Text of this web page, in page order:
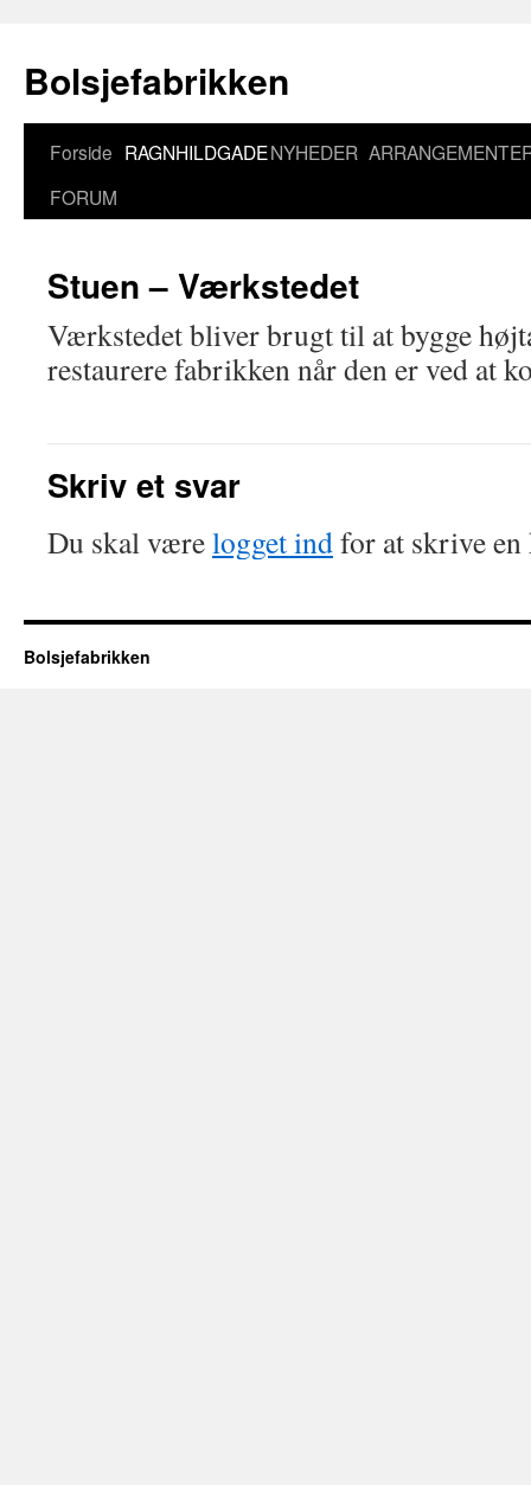
Bolsjefabrikken
Hop
Forside RAGNHILDGADENYHEDER
FORUM
Stuen – Værkstedet
Værkstedet bliver brugt til at bygge
restaurere fabrikken når den er ved at
Skriv et svar
Du skal værelogget indfor at skrive en
Bolsjefabrikken